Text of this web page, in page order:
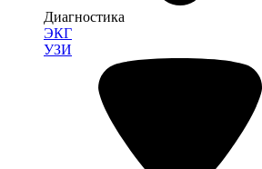
Диагностика
ЭКГ
УЗИ